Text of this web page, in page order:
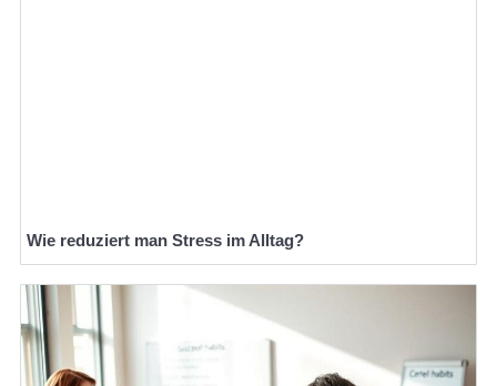
Wie reduziert man Stress im Alltag?